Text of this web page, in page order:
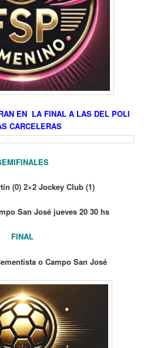
EN LA FINAL A LAS DEL POLI
CARCELERAS
(0) 2×2 Jockey Club (1)
San José jueves 20 30 hs
FINAL
o Campo San José